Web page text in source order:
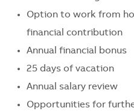
Option to work from
financial contribution
Annual financial bonus
25 days of vacation
Annual salary review
Opportunities for